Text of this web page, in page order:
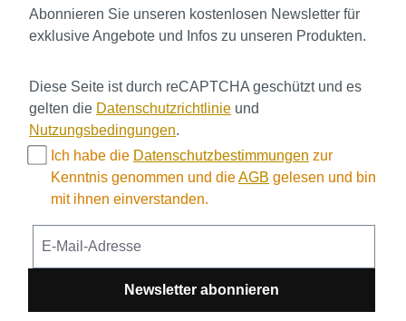
Abonnieren Sie unseren kostenlosen Newsletter für
exklusive Angebote und Infos zu unseren Produkten.
Diese Seite ist durch reCAPTCHA geschützt und es
gelten die Datenschutzrichtlinie und
Nutzungsbedingungen.
Ich habe die Datenschutzbestimmungen zur
Kenntnis genommen und dieAGB gelesen und bin
mit ihnen einverstanden.
Newsletter abonnieren